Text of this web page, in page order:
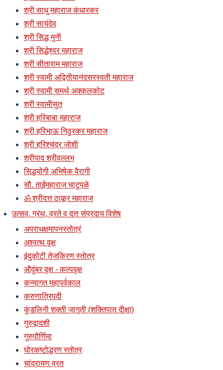
श्री साधु महाराज कंधारकर
श्री सायंदेव
श्री सिद्ध मुनी
श्री सिद्धेश्वर महाराज
श्री सीताराम महाराज
श्री स्वामी अद्वितीयानंदसरस्वती महाराज
श्री स्वामी समर्थ अक्कलकोट
श्री स्वामीसुत
श्री हरिबाबा महाराज
श्री हरिभाऊ निठुरकर महाराज
श्री हरिश्चंद्र जोशी
श्रीपाद श्रीवल्लभ
सिद्धयोगी अभिषेक वैरागी
सौ. ताईमहाराज चाटुपळे
ॐ श्रीदत्त ठाकूर महाराज
उत्सव, ग्रंथ, व्रते व दत्त संप्रदाय विशेष
अपराधक्षमापनस्तोत्रं
अश्वत्थ वृक्ष
इंदुकोटी तेजकिरण स्तोत्र
औदुंबर वृक्ष - कल्पवृक्ष
कन्यागत महापर्वकाल
करुणात्रिपदी
कुंडलिनी शक्ती जागृती (शक्तिपात दीक्षा)
गुरुद्वादशी
गुरुपौर्णिमा
घोरकष्टोद्धरण स्तोत्र
चांद्रायण व्रत